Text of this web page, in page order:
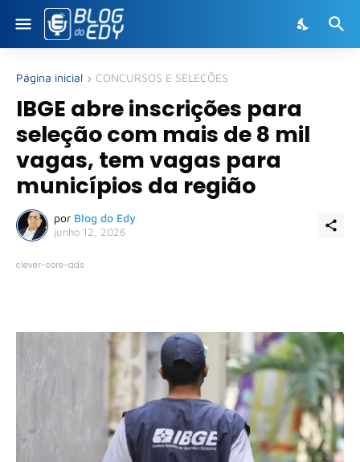
Página inicial CONCURSOS E SELEÇÕES
IBGE abre inscrições para
seleção com mais de 8 mil
vagas, tem vagas para
municípios da região
por Blog do Edy
junho 12, 2026
clever-core-ads